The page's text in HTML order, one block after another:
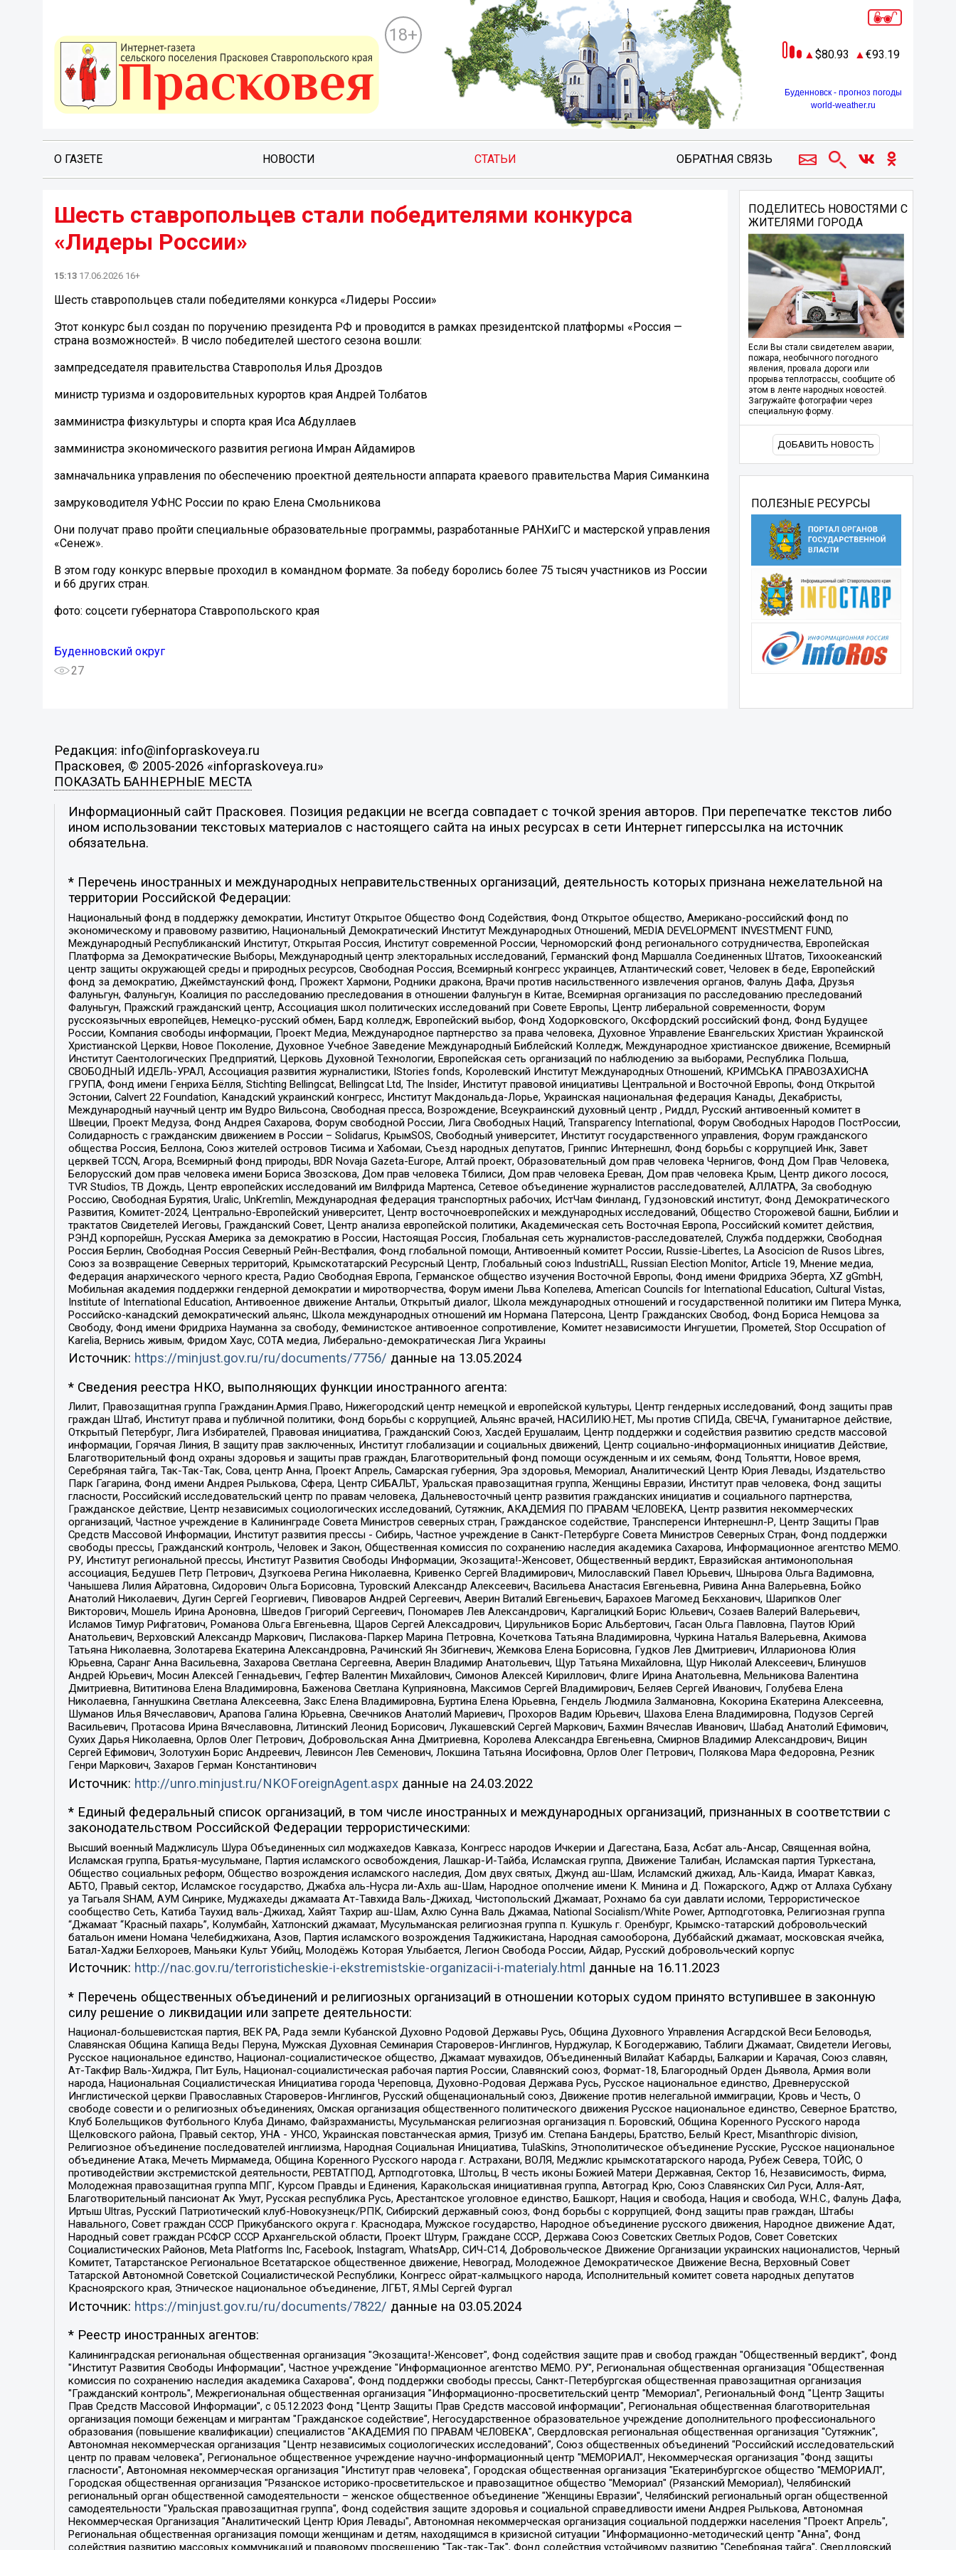
18+
80.93 93.19
Буденновск - прогноз погоды
world-weather.ru
О ГАЗЕТЕ НОВОСТИ СТАТЬИ ОБРАТНАЯ СВЯЗЬ
Шесть ставропольцев стали победителями конкурса
«Лидеры России»
15:13 17.06.2026 16+
Шесть ставропольцев стали победителями конкурса «Лидеры России»
Этот конкурс был создан по поручению президента РФ и проводится в рамках президентской платформы «Россия —
страна возможностей». В число победителей шестого сезона вошли:
️зампредседателя правительства Ставрополья Илья Дроздов
️министр туризма и оздоровительных курортов края Андрей Толбатов
️замминистра физкультуры и спорта края Иса Абдуллаев
️замминистра экономического развития региона Имран Айдамиров
️замначальника управления по обеспечению проектной деятельности аппарата краевого правительства Мария Симанкина
️замруководителя УФНС России по краю Елена Смольникова
Они получат право пройти специальные образовательные программы, разработанные РАНХиГС и мастерской управления
«Сенеж».
В этом году конкурс впервые проходил в командном формате. За победу боролись более 75 тысяч участников из России
и 66 других стран.
фото: соцсети губернатора Ставропольского края
Буденновский округ
27
ПОДЕЛИТЕСЬ НОВОСТЯМИ С
ЖИТЕЛЯМИ ГОРОДА
Если Вы стали свидетелем аварии,
пожара, необычного погодного
явления, провала дороги или
прорыва теплотрассы, сообщите об
этом в ленте народных новостей.
Загружайте фотографии через
специальную форму.
ДОБАВИТЬ НОВОСТЬ
ПОЛЕЗНЫЕ РЕСУРСЫ
Редакция: info@infopraskoveya.ru
Прасковея, © 2005-2026 «infopraskoveya.ru»
ПОКАЗАТЬ БАННЕРНЫЕ МЕСТА
Информационный сайт Прасковея. Позиция редакции не всегда совпадает с точкой зрения авторов. При перепечатке текстов либо
ином использовании текстовых материалов с настоящего сайта на иных ресурсах в сети Интернет гиперссылка на источник
обязательна.
* Перечень иностранных и международных неправительственных организаций, деятельность которых признана нежелательной на
территории Российской Федерации:
Национальный фонд в поддержку демократии, Институт Открытое Общество Фонд Содействия, Фонд Открытое общество, Американо-российский фонд по
экономическому и правовому развитию, Национальный Демократический Институт Международных Отношений, MEDIA DEVELOPMENT INVESTMENT FUND,
Международный Республиканский Институт, Открытая Россия, Институт современной России, Черноморский фонд регионального сотрудничества, Европейская
Платформа за Демократические Выборы, Международный центр электоральных исследований, Германский фонд Маршалла Соединенных Штатов, Тихоокеанский
центр защиты окружающей среды и природных ресурсов, Свободная Россия, Всемирный конгресс украинцев, Атлантический совет, Человек в беде, Европейский
фонд за демократию, Джеймстаунский фонд, Прожект Хармони, Родники дракона, Врачи против насильственного извлечения органов, Фалунь Дафа, Друзья
Фалуньгун, Фалуньгун, Коалиция по расследованию преследования в отношении Фалуньгун в Китае, Всемирная организация по расследованию преследований
Фалуньгун, Пражский гражданский центр, Ассоциация школ политических исследований при Совете Европы, Центр либеральной современности, Форум
русскоязычных европейцев, Немецко-русский обмен, Бард колледж, Европейский выбор, Фонд Ходорковского, Оксфордский российский фонд, Фонд Будущее
России, Компания свободы информации, Проект Медиа, Международное партнерство за права человека, Духовное Управление Евангельских Христиан Украинской
Христианской Церкви, Новое Поколение, Духовное Учебное Заведение Международный Библейский Колледж, Международное христианское движение, Всемирный
Институт Саентологических Предприятий, Церковь Духовной Технологии, Европейская сеть организаций по наблюдению за выборами, Республика Польша,
СВОБОДНЫЙ ИДЕЛЬ-УРАЛ, Ассоциация развития журналистики, IStories fonds, Королевский Институт Международных Отношений, КРИМСЬКА ПРАВОЗАХИСНА
ГРУПА, Фонд имени Генриха Бёлля, Stichting Bellingcat, Bellingcat Ltd, The Insider, Институт правовой инициативы Центральной и Восточной Европы, Фонд Открытой
Эстонии, Calvert 22 Foundation, Канадский украинский конгресс, Институт Макдональда-Лорье, Украинская национальная федерация Канады, Декабристы,
Международный научный центр им Вудро Вильсона, Свободная пресса, Возрождение, Всеукраинский духовный центр , Риддл, Русский антивоенный комитет в
Швеции, Проект Медуза, Фонд Андрея Сахарова, Форум свободной России, Лига Свободных Наций, Transparеncy International, Форум Свободных Народов ПостРоссии,
Солидарность с гражданским движением в России – Solidarus, КрымSOS, Свободный университет, Институт государственного управления, Форум гражданского
общества Россия, Беллона, Союз жителей островов Тисима и Хабомаи, Съезд народных депутатов, Гринпис Интернешнл, Фонд борьбы с коррупцией Инк, Завет
церквей TCCN, Агора, Всемирный фонд природы, BDR Novaja Gazeta-Europe, Алтай проект, Образовательный дом прав человека Чернигов, Фонд Дом Прав Человека,
Белорусский дом прав человека имени Бориса Звозскова, Дом прав человека Тбилиси, Дом прав человека Ереван, Дом прав человека Крым, Центр дикого лосося,
TVR Studios, ТВ Дождь, Центр европейских исследований им Вилфрида Мартенса, Сетевое объединение журналистов расследователей, АЛЛАТРА, За свободную
Россию, Свободная Бурятия, Uralic, UnKremlin, Международная федерация транспортных рабочих, ИстЧам Финланд, Гудзоновский институт, Фонд Демократического
Развития, Комитет-2024, Центрально-Европейский университет, Центр восточноевропейских и международных исследований, Общество Сторожевой башни, Библии и
трактатов Свидетелей Иеговы, Гражданский Совет, Центр анализа европейской политики, Академическая сеть Восточная Европа, Российский комитет действия,
РЭНД корпорейшн, Русская Америка за демократию в России, Настоящая Россия, Глобальная сеть журналистов-расследователей, Служба поддержки, Свободная
Россия Берлин, Свободная Россия Северный Рейн-Вестфалия, Фонд глобальной помощи, Антивоенный комитет России, Russie-Libertes, La Asocicion de Rusos Libres,
Союз за возвращение Северных территорий, Крымскотатарский Ресурсный Центр, Глобальный союз IndustriALL, Russian Election Monitor, Article 19, Мнение медиа,
Федерация анархического черного креста, Радио Свободная Европа, Германское общество изучения Восточной Европы, Фонд имени Фридриха Эберта, XZ gGmbH,
Мобильная академия поддержки гендерной демократии и миротворчества, Форум имени Льва Копелева, American Councils for International Education, Cultural Vistas,
Institute of International Education, Антивоенное движение Антальи, Открытый диалог, Школа международных отношений и государственной политики им Питера Мунка,
Российско-канадский демократический альянс, Школа международных отношений им Нормана Патерсона, Центр Гражданских Свобод, Фонд Бориса Немцова за
Свободу, Фонд имени Фридриха Науманна за свободу, Феминистское антивоенное сопротивление, Комитет независимости Ингушетии, Прометей, Stop Occupation of
Karelia, Вернись живым, Фридом Хаус, СОТА медиа, Либерально-демократическая Лига Украины
Источник: https://minjust.gov.ru/ru/documents/7756/ данные на 13.05.2024
* Сведения реестра НКО, выполняющих функции иностранного агента:
Лилит, Правозащитная группа Гражданин.Армия.Право, Нижегородский центр немецкой и европейской культуры, Центр гендерных исследований, Фонд защиты прав
граждан Штаб, Институт права и публичной политики, Фонд борьбы с коррупцией, Альянс врачей, НАСИЛИЮ.НЕТ, Мы против СПИДа, СВЕЧА, Гуманитарное действие,
Открытый Петербург, Лига Избирателей, Правовая инициатива, Гражданский Союз, Хасдей Ерушалаим, Центр поддержки и содействия развитию средств массовой
информации, Горячая Линия, В защиту прав заключенных, Институт глобализации и социальных движений, Центр социально-информационных инициатив Действие,
Благотворительный фонд охраны здоровья и защиты прав граждан, Благотворительный фонд помощи осужденным и их семьям, Фонд Тольятти, Новое время,
Серебряная тайга, Так-Так-Так, Сова, центр Анна, Проект Апрель, Самарская губерния, Эра здоровья, Мемориал, Аналитический Центр Юрия Левады, Издательство
Парк Гагарина, Фонд имени Андрея Рылькова, Сфера, Центр СИБАЛЬТ, Уральская правозащитная группа, Женщины Евразии, Институт прав человека, Фонд защиты
гласности, Российский исследовательский центр по правам человека, Дальневосточный центр развития гражданских инициатив и социального партнерства,
Гражданское действие, Центр независимых социологических исследований, Сутяжник, АКАДЕМИЯ ПО ПРАВАМ ЧЕЛОВЕКА, Центр развития некоммерческих
организаций, Частное учреждение в Калининграде Совета Министров северных стран, Гражданское содействие, Трансперенси Интернешнл-Р, Центр Защиты Прав
Средств Массовой Информации, Институт развития прессы - Сибирь, Частное учреждение в Санкт-Петербурге Совета Министров Северных Стран, Фонд поддержки
свободы прессы, Гражданский контроль, Человек и Закон, Общественная комиссия по сохранению наследия академика Сахарова, Информационное агентство МЕМО.
РУ, Институт региональной прессы, Институт Развития Свободы Информации, Экозащита!-Женсовет, Общественный вердикт, Евразийская антимонопольная
ассоциация, Бедушев Петр Петрович, Дзугкоева Регина Николаевна, Кривенко Сергей Владимирович, Милославский Павел Юрьевич, Шнырова Ольга Вадимовна,
Чанышева Лилия Айратовна, Сидорович Ольга Борисовна, Туровский Александр Алексеевич, Васильева Анастасия Евгеньевна, Ривина Анна Валерьевна, Бойко
Анатолий Николаевич, Дугин Сергей Георгиевич, Пивоваров Андрей Сергеевич, Аверин Виталий Евгеньевич, Барахоев Магомед Бекханович, Шарипков Олег
Викторович, Мошель Ирина Ароновна, Шведов Григорий Сергеевич, Пономарев Лев Александрович, Каргалицкий Борис Юльевич, Созаев Валерий Валерьевич,
Исламов Тимур Рифгатович, Романова Ольга Евгеньевна, Щаров Сергей Алексадрович, Цирульников Борис Альбертович, Гасан Ольга Павловна, Паутов Юрий
Анатольевич, Верховский Александр Маркович, Пислакова-Паркер Марина Петровна, Кочеткова Татьяна Владимировна, Чуркина Наталья Валерьевна, Акимова
Татьяна Николаевна, Золотарева Екатерина Александровна, Рачинский Ян Збигневич, Жемкова Елена Борисовна, Гудков Лев Дмитриевич, Илларионова Юлия
Юрьевна, Саранг Анна Васильевна, Захарова Светлана Сергеевна, Аверин Владимир Анатольевич, Щур Татьяна Михайловна, Щур Николай Алексеевич, Блинушов
Андрей Юрьевич, Мосин Алексей Геннадьевич, Гефтер Валентин Михайлович, Симонов Алексей Кириллович, Флиге Ирина Анатольевна, Мельникова Валентина
Дмитриевна, Вититинова Елена Владимировна, Баженова Светлана Куприяновна, Максимов Сергей Владимирович, Беляев Сергей Иванович, Голубева Елена
Николаевна, Ганнушкина Светлана Алексеевна, Закс Елена Владимировна, Буртина Елена Юрьевна, Гендель Людмила Залмановна, Кокорина Екатерина Алексеевна,
Шуманов Илья Вячеславович, Арапова Галина Юрьевна, Свечников Анатолий Мариевич, Прохоров Вадим Юрьевич, Шахова Елена Владимировна, Подузов Сергей
Васильевич, Протасова Ирина Вячеславовна, Литинский Леонид Борисович, Лукашевский Сергей Маркович, Бахмин Вячеслав Иванович, Шабад Анатолий Ефимович,
Сухих Дарья Николаевна, Орлов Олег Петрович, Добровольская Анна Дмитриевна, Королева Александра Евгеньевна, Смирнов Владимир Александрович, Вицин
Сергей Ефимович, Золотухин Борис Андреевич, Левинсон Лев Семенович, Локшина Татьяна Иосифовна, Орлов Олег Петрович, Полякова Мара Федоровна, Резник
Генри Маркович, Захаров Герман Константинович
Источник: http://unro.minjust.ru/NKOForeignAgent.aspxданные на 24.03.2022
* Единый федеральный список организаций, в том числе иностранных и международных организаций, признанных в соответствии с
законодательством Российской Федерации террористическими:
Высший военный Маджлисуль Шура Объединенных сил моджахедов Кавказа, Конгресс народов Ичкерии и Дагестана, База, Асбат аль-Ансар, Священная война,
Исламская группа, Братья-мусульмане, Партия исламского освобождения, Лашкар-И-Тайба, Исламская группа, Движение Талибан, Исламская партия Туркестана,
Общество социальных реформ, Общество возрождения исламского наследия, Дом двух святых, Джунд аш-Шам, Исламский джихад, Аль-Каида, Имарат Кавказ,
АБТО, Правый сектор, Исламское государство, Джабха аль-Нусра ли-Ахль аш-Шам, Народное ополчение имени К. Минина и Д. Пожарского, Аджр от Аллаха Субхану
уа Тагьаля SHAM, АУМ Синрике, Муджахеды джамаата Ат-Тавхида Валь-Джихад, Чистопольский Джамаат, Рохнамо ба суи давлати исломи, Террористическое
сообщество Сеть, Катиба Таухид валь-Джихад, Хайят Тахрир аш-Шам, Ахлю Сунна Валь Джамаа, National Socialism/White Power, Артподготовка, Религиозная группа
“Джамаат “Красный пахарь”, Колумбайн, Хатлонский джамаат, Мусульманская религиозная группа п. Кушкуль г. Оренбург, Крымско-татарский добровольческий
батальон имени Номана Челебиджихана, Азов, Партия исламского возрождения Таджикистана, Народная самооборона, Дуббайский джамаат, московская ячейка,
Батал-Хаджи Белхороев, Маньяки Культ Убийц, Молодёжь Которая Улыбается, Легион Свобода России, Айдар, Русский добровольческий корпус
Источник: http://nac.gov.ru/terroristicheskie-i-ekstremistskie-organizacii-i-materialy.html данные на 16.11.2023
* Перечень общественных объединений и религиозных организаций в отношении которых судом принято вступившее в законную
силу решение о ликвидации или запрете деятельности:
Национал-большевистская партия, ВЕК РА, Рада земли Кубанской Духовно Родовой Державы Русь, Община Духовного Управления Асгардской Веси Беловодья,
Славянская Община Капища Веды Перуна, Мужская Духовная Семинария Староверов-Инглингов, Нурджулар, К Богодержавию, Таблиги Джамаат, Свидетели Иеговы,
Русское национальное единство, Национал-социалистическое общество, Джамаат мувахидов, Объединенный Вилайат Кабарды, Балкарии и Карачая, Союз славян,
Ат-Такфир Валь-Хиджра, Пит Буль, Национал-социалистическая рабочая партия России, Славянский союз, Формат-18, Благородный Орден Дьявола, Армия воли
народа, Национальная Социалистическая Инициатива города Череповца, Духовно-Родовая Держава Русь, Русское национальное единство, Древнерусской
Инглистической церкви Православных Староверов-Инглингов, Русский общенациональный союз, Движение против нелегальной иммиграции, Кровь и Честь, О
свободе совести и о религиозных объединениях, Омская организация общественного политического движения Русское национальное единство, Северное Братство,
Клуб Болельщиков Футбольного Клуба Динамо, Файзрахманисты, Мусульманская религиозная организация п. Боровский, Община Коренного Русского народа
Щелковского района, Правый сектор, УНА - УНСО, Украинская повстанческая армия, Тризуб им. Степана Бандеры, Братство, Белый Крест, Misanthropic division,
Религиозное объединение последователей инглиизма, Народная Социальная Инициатива, TulaSkins, Этнополитическое объединение Русские, Русское национальное
объединение Атака, Мечеть Мирмамеда, Община Коренного Русского народа г. Астрахани, ВОЛЯ, Меджлис крымскотатарского народа, Рубеж Севера, ТОЙС, О
противодействии экстремистской деятельности, РЕВТАТПОД, Артподготовка, Штольц, В честь иконы Божией Матери Державная, Сектор 16, Независимость, Фирма,
Молодежная правозащитная группа МПГ, Курсом Правды и Единения, Каракольская инициативная группа, Автоград Крю, Союз Славянских Сил Руси, Алля-Аят,
Благотворительный пансионат Ак Умут, Русская республика Русь, Арестантское уголовное единство, Башкорт, Нация и свобода, Нация и свобода, W.H.С., Фалунь Дафа,
Иртыш Ultras, Русский Патриотический клуб-Новокузнецк/РПК, Сибирский державный союз, Фонд борьбы с коррупцией, Фонд защиты прав граждан, Штабы
Навального, Совет граждан СССР Прикубанского округа г. Краснодара, Мужское государство, Народное объединение русского движения, Народное движение Адат,
Народный совет граждан РСФСР СССР Архангельской области, Проект Штурм, Граждане СССР, Держава Союз Советских Светлых Родов, Совет Советских
Социалистических Районов, Meta Platforms Inc, Facebook, Instagram, WhatsApp, СИЧ-С14, Добровольческое Движение Организации украинских националистов, Черный
Комитет, Татарстанское Региональное Всетатарское общественное движение, Невоград, Молодежное Демократическое Движение Весна, Верховный Совет
Татарской Автономной Советской Социалистической Республики, Конгресс ойрат-калмыцкого народа, Исполнительный комитет совета народных депутатов
Красноярского края, Этническое национальное объединение, ЛГБТ, Я.МЫ Сергей Фургал
Источник: https://minjust.gov.ru/ru/documents/7822/ данные на 03.05.2024
* Реестр иностранных агентов:
Калининградская региональная общественная организация "Экозащита!-Женсовет", Фонд содействия защите прав и свобод граждан "Общественный вердикт", Фонд "Институт Развития Свободы Информации", Частное учреждение "Информационное агентство МЕМО. РУ", Региональная общественная организация "Общественная комиссия по сохранению наследия академика Сахарова", Фонд поддержки свободы прессы, Санкт-Петербургская общественная правозащитная организация "Гражданский контроль", Межрегиональная общественная организация "Информационно-просветительский центр "Мемориал", Региональный Фонд "Центр Защиты Прав Средств Массовой Информации", с 05.12.2023 Фонд "Центр Защиты Прав Средств массовой информации", Региональная общественная благотворительная организация помощи беженцам и мигрантам "Гражданское содействие", Негосударственное образовательное учреждение дополнительного профессионального образования (повышение квалификации) специалистов "АКАДЕМИЯ ПО ПРАВАМ ЧЕЛОВЕКА", Свердловская региональная общественная организация "Сутяжник", Автономная некоммерческая организация "Центр независимых социологических исследований", Союз общественных объединений "Российский исследовательский центр по правам человека", Региональное общественное учреждение научно-информационный центр "МЕМОРИАЛ", Некоммерческая организация "Фонд защиты гласности", Автономная некоммерческая организация "Институт прав человека", Городская общественная организация "Екатеринбургское общество "МЕМОРИАЛ", Городская общественная организация "Рязанское историко-просветительское и правозащитное общество "Мемориал" (Рязанский Мемориал), Челябинский региональный орган общественной самодеятельности – женское общественное объединение "Женщины Евразии", Челябинский региональный орган общественной самодеятельности "Уральская правозащитная группа", Фонд содействия защите здоровья и социальной справедливости имени Андрея Рылькова, Автономная Некоммерческая Организация "Аналитический Центр Юрия Левады", Автономная некоммерческая организация социальной поддержки населения "Проект Апрель", Региональная общественная организация помощи женщинам и детям, находящимся в кризисной ситуации "Информационно-методический центр "Анна", Фонд содействия развитию массовых коммуникаций и правовому просвещению "Так-так-Так", Фонд содействия устойчивому развитию "Серебряная тайга", Свердловский региональный общественный фонд социальных проектов "Новое время", "Idel.Реалии", Кавказ.Реалии, Крым.Реалии, Телеканал Настоящее Время, Татаро-башкирская служба Радио Свобода (Azatliq Radiosi), Радио Свободная Европа/Радио Свобода (PCE/PC), "Сибирь.Реалии", "Фактограф", Благотворительный фонд помощи осужденным и их семьям, Автономная некоммерческая организация "Институт глобализации и социальных движений", Фонд "В защиту прав заключенных", Частное учреждение "Центр поддержки и содействия развитию средств массовой информации", Пензенский региональный общественный благотворительный фонд "Гражданский союз", "Север.Реалии", Некоммерческая организация Фонд "Правовая инициатива", Общество с ограниченной ответственностью "Радио Свободная Европа/Радио Свобода", Чешское информационное агентство "MEDIUM-ORIENT", Красноярская региональная общественная организация "Мы против СПИДа", Камалягин Денис Николаевич, Маркелов Сергей Евгеньевич, Пономарев Лев Александрович, Савицкая Людмила Алексеевна, Автономная некоммерческая организация "Центр по работе с проблемой насилия "НАСИЛИЮ.НЕТ", Межрегиональный профессиональный союз работников здравоохранения "Альянс врачей", Юридическое лицо, зарегистрированное в Латвийской Республике, SIA "Medusa Project" (регистрационный номер 40103797863, дата регистрации 10.06.2014), Некоммерческая организация "Фонд по борьбе с коррупцией", Автономная некоммерческая организация "Институт права и публичной политики", Баданин Роман Сергеевич, Гликин Максим Александрович, Железнова Мария Михайловна, Лукьянова Юлия Сергеевна, Маетная Елизавета Витальевна, Маняхин Петр Борисович, Чуракова Ольга Владимировна, Ярош Юлия Петровна, Юридическое лицо "The Insider SIA", зарегистрированное в Риге, Латвийская Республика (дата регистрации 26.06.2015), являющееся администратором доменного имени интернет-издания "The Insider SIA", https://theins.ru, Постернак Алексей Евгеньевич, Рубин Михаил Аркадьевич, Анин Роман Александрович, Юридическое лицо Istories fonds, зарегистрированное в Латвийской Республике (регистрационный номер 50008295751, дата регистрации 24.02.2020), Великовский Дмитрий Александрович, Долинина Ирина Николаевна, Мароховская Алеся Алексеевна, Шлейнов Роман Юрьевич, Шмагун Олеся Валентиновна, Общество с ограниченной ответственностью "Альтаир 2021", Общество с ограниченной ответственностью "Вега 2021", Общество с ограниченной ответственностью "Главный редактор 2021", Общество с ограниченной ответственностью "Ромашки монолит", Важенков Артем Валерьевич, Ивановская областная общественная организация "Центр гендерных исследований", Гурман Юрий Альбертович, Медиапроект "ОВД-Инфо", Егоров Владимир Владимирович, Жилинский Владимир Александрович, Общество с ограниченной ответственностью "ЗП", Иванова София Юрьевна, Карезина Инна Павловна, Кильтау Екатерина Викторовна, Петров Алексей Викторович, Пискунов Сергей Евгеньевич, Смирнов Сергей Сергеевич, Тихонов Михаил Сергеевич, Общество с ограниченной ответственностью "ЖУРНАЛИСТ-ИНОСТРАННЫЙ АГЕНТ", Арапова Галина Юрьевна, Вольтская Татьяна Анатольевна, Американская компания "Mason G.E.S. Anonymous Foundation" (США), являющаяся владельцем интернет-издания https://mnews.world/, Компания "Stichting Bellingcat", зарегистрированная в Нидерландах (дата регистрации 11.07.2018), Захаров Андрей Вячеславович, Клепиковская Екатерина Дмитриевна, Общество с ограниченной ответственностью "МЕМО", Перл Роман Александрович, Симонов Евгений Алексеевич, Соловьева Елена Анатольевна, Сотников Даниил Владимирович, Сурначева Елизавета Дмитриевна, Автономная некоммерческая организация по защите прав человека и информированию населения "Якутия – Наше Мнение", Общество с ограниченной ответственностью "Москоу диджитал медиа", с 26.01.2023 Общество с ограниченной ответственностью "Чайка Белые сады", Ветошкина Валерия Валерьевна, Заговора Максим Александрович, Межрегиональное общественное движение "Российская ЛГБТ - сеть", Оленичев Максим Владимирович, Павлов Иван Юрьевич, Скворцова Елена Сергеевна, Общество с ограниченной ответственностью "Как бы инагент", Кочетков Игорь Викторович, Общество с ограниченной ответственностью "Честные выборы", Еланчик Олег Александрович, Общество с ограниченной ответственностью "Нобелевский призыв", Гималова Регина Эмилевна, Григорьев Андрей Валерьевич, Григорьева Алина Александровна, Ассоциация по содействию защите прав призывников, альтернативнослужащих и военнослужащих "Правозащитная группа "Гражданин.Армия.Право", Хисамова Регина Фаритовна, Автономная некоммерческая организация по реализации социально-правовых программ "Лилит", Дальневосточное общественное движение "Маяк", Санкт-Петербургская ЛГБТ-инициативная группа "Выход", Инициативная группа ЛГБТ+ "Реверс", Алексеев Андрей Викторович, Бекбулатова Таисия Львовна, Беляев Иван Михайлович, Владыкина Елена Сергеевна, Гельман Марат Александрович, Никульшина Вероника Юрьевна, Толоконникова Надежда Андреевна, Шендерович Виктор Анатольевич, Общество с ограниченной ответственностью "Данное сообщение", Общество с ограниченной ответственностью Издательский дом "Новая глава", Айнбиндер Александра Александровна, Московский комьюнити-центр для ЛГБТ+инициатив, Благотворительный фонд развития филантропии, Deutsche Welle (Германия, Kurt-Schumacher-Strasse 3, 53113 Bonn), Борзунова Мария Михайловна, Воробьев Виктор Викторович, Голубева Анна Львовна, Константинова Алла Михайловна, Малкова Ирина Владимировна, Мурадов Мурад Абдулгалимович, Осетинская Елизавета Николаевна, Понасенков Евгений Николаевич, Ганапольский Матвей Юрьевич, Киселев Евгений Алексеевич, Борухович Ирина Григорьевна, Дремин Иван Тимофеевич, Дубровский Дмитрий Викторович, Красноярская региональная общественная организация поддержки и развития альтернативных образовательных технологий и межкультурных коммуникаций "ИНТЕРРА", Маяковская Екатерина Алексеевна, Фейгин Марк Захарович, Филимонов Андрей Викторович, Дзугкоева Регина Николаевна, Доброхотов Роман Александрович, Дудь Юрий Александрович, Елкин Сергей Владимирович, Кругликов Кирилл Игоревич, Сабунаева Мария Леонидовна, Семенов Алексей Владимирович, Шаинян Карен Багратович, Шульман Екатерина Михайловна, Асафьев Артур Валерьевич, Вахштайн Виктор Семенович, Венедиктов Алексей Алексеевич, Лушникова Екатерина Евгеньевна, Волков Леонид Михайлович, Невзоров Александр Глебович, Пархоменко Сергей Борисович, Сироткин Ярослав Николаевич, Кара-Мурза Владимир Владимирович, Баранова Наталья Владимировна, Гозман Леонид Яковлевич, Кагарлицкий Борис Юльевич, Климарев Михаил Валерьевич, Милов Владимир Станиславович, Автономная некоммерческая организация Краснодарский центр современного искусства "Типография", Моргенштерн Алишер Тагирович, Соболь Любовь Эдуардовна, Общество с ограниченной ответственностью "ЛИЗА НОРМ", Каспаров Гарри Кимович, Ходорковский Михаил Борисович, Общество с ограниченной ответственностью "Апрельские тезисы", Данилович Ирина Брониславовна, Кашин Олег Владимирович, Петров Николай Владимирович, Пивоваров Алексей Владимирович, Соколов Михаил Владимирович, Цветкова Юлия Владимировна, Чичваркин Евгений Александрович, Комитет против пыток/Команда против пыток, Общество с ограниченной ответственностью "Первый научный", Общество с ограниченной ответственностью "Вертолет и ко", Белоцерковская Вероника Борисовна, Кац Максим Евгеньевич, Лазарева Татьяна Юрьевна, Шаведдинов Руслан Табризович, Яшин Илья Валерьевич, Общество с ограниченной ответственностью "Иноагент ААВ", Алешковский Дмитрий Петрович, Альбац Евгения Марковна, Быков Дмитрий Львович, Галямина Юлия Евгеньевна, Лойко Сергей Леонидович, Мартынов Кирилл Константинович, Медведев Сергей Александрович, Крашенинников Федор Геннадиевич, Гордеева Катерина Вл